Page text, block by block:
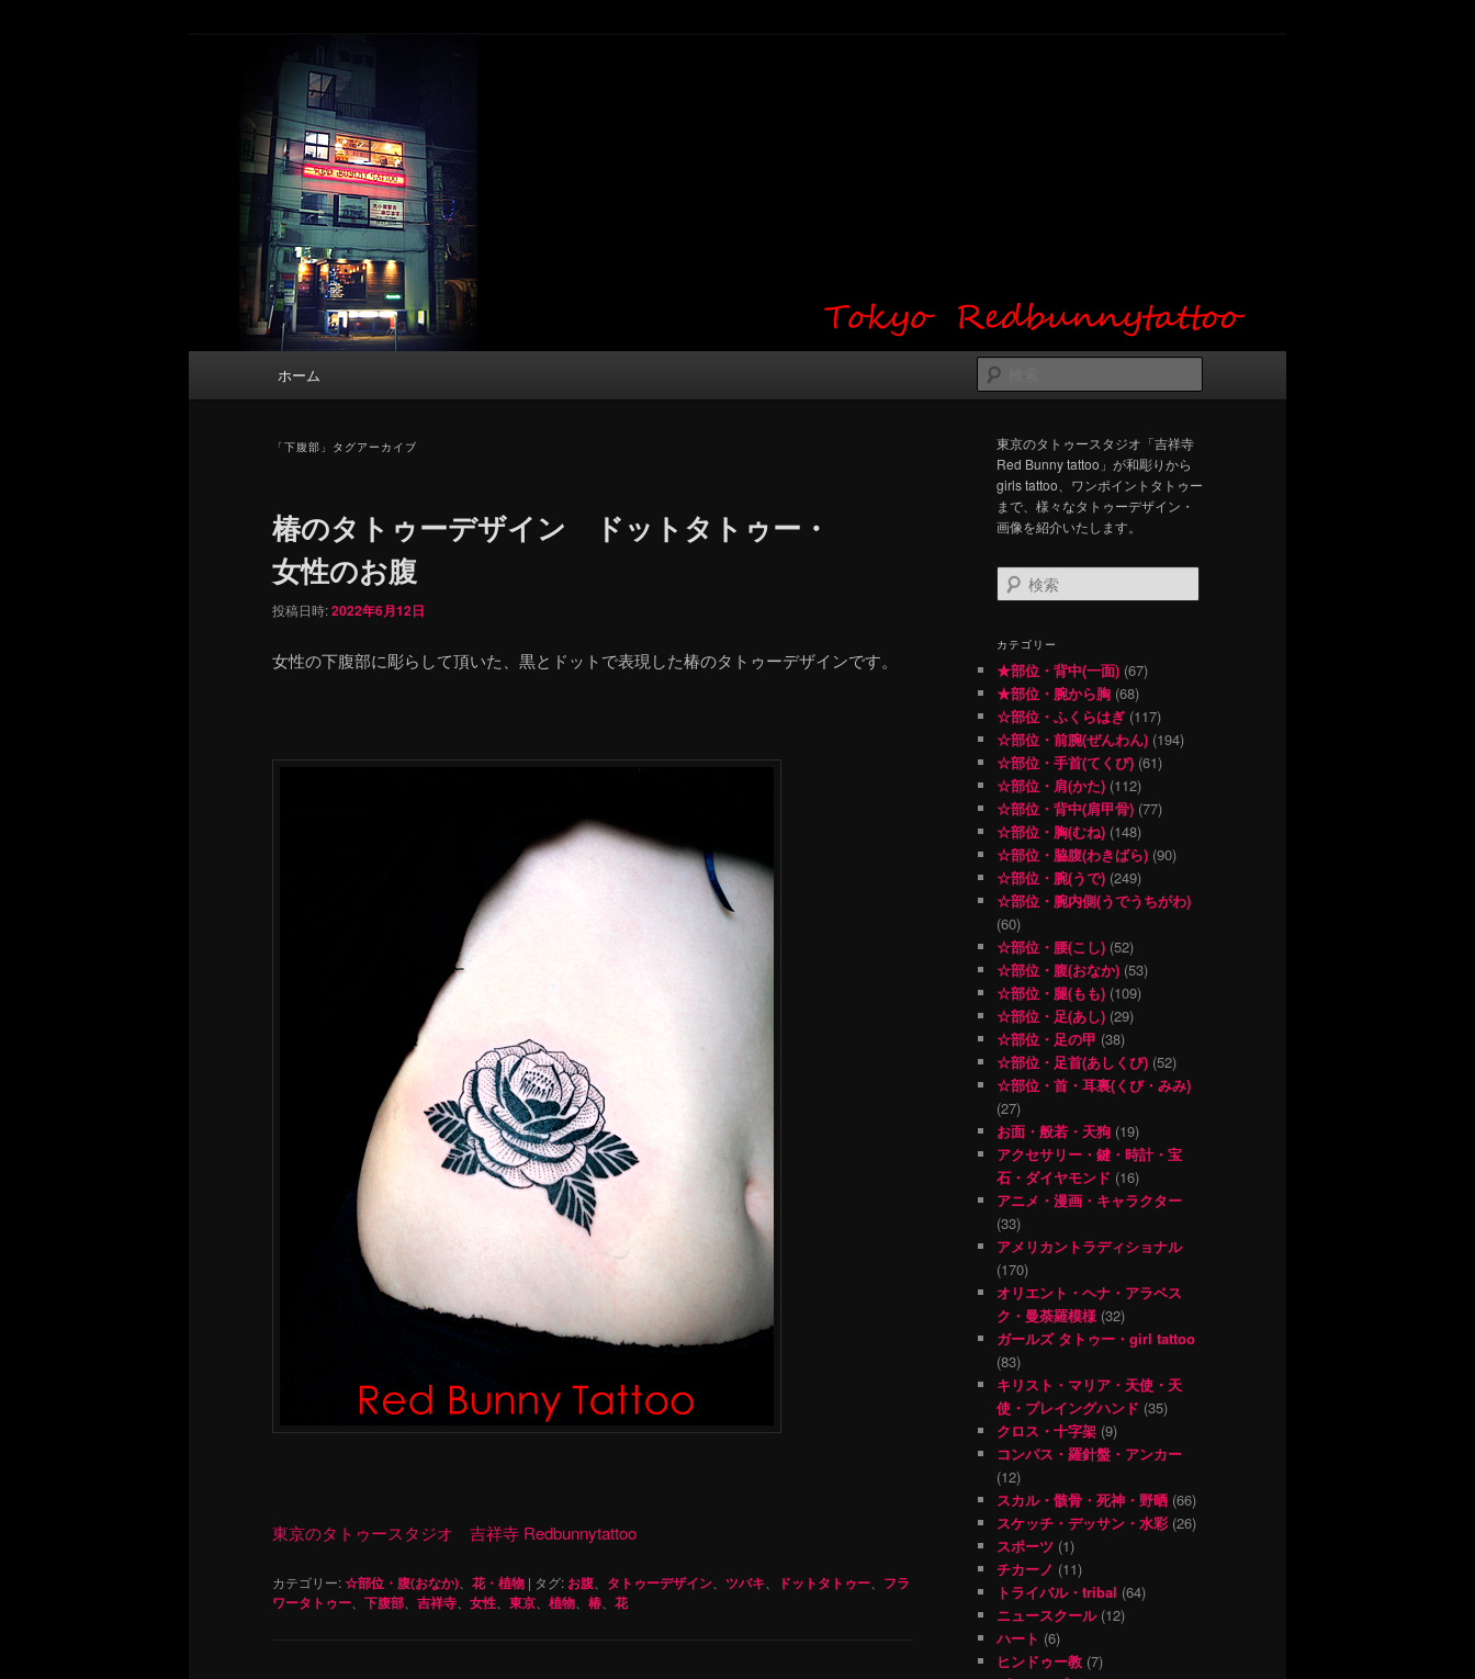
東京 タトゥースタジオ 吉祥寺 Red Bunny
Tattoo タトゥーデザイン・タトゥー画像
タトゥーデザイン・画像の紹介（和彫り・ワンポイント・girl tattoo）
索
ホーム
「下腹部 」タグアーカイブ
椿のタトゥーデザイン ドットタトゥー・
女性のお腹
投稿日時:2022年6月12日
女性の下腹部に彫らして頂いた、黒とドットで表現した椿のタトゥーデザインです。
東京のタトゥースタジオ 吉祥寺 Redbunnytattoo
カテゴリー:☆部位・腹(おなか)、 花・植物 | タグ: お腹、 タトゥーデザイン、 ツバキ、 ドットタトゥー、 フラ
ワータトゥー、 下腹部、 吉祥寺、 女性、 東京、 植物、 椿、 花
東京のタトゥースタジオ「吉祥寺
Red Bunny tattoo」が和彫りから
girls tattoo、ワンポイントタトゥー
まで、様々なタトゥーデザイン・
画像を紹介いたします。
検
索
カテゴリー
★部位・背中(一面) (67)
★部位・腕から胸 (68)
☆部位・ふくらはぎ (117)
☆部位・前腕(ぜんわん) (194)
☆部位・手首(てくび) (61)
☆部位・肩(かた) (112)
☆部位・背中(肩甲骨) (77)
☆部位・胸(むね) (148)
☆部位・脇腹(わきばら) (90)
☆部位・腕(うで) (249)
☆部位・腕内側(うでうちがわ)
(60)
☆部位・腰(こし) (52)
☆部位・腹(おなか) (53)
☆部位・腿(もも) (109)
☆部位・足(あし) (29)
☆部位・足の甲 (38)
☆部位・足首(あしくび) (52)
☆部位・首・耳裏(くび・みみ)
(27)
お面・般若・天狗 (19)
アクセサリー・鍵・時計・宝
石・ダイヤモンド (16)
アニメ・漫画・キャラクター
(33)
アメリカントラディショナル
(170)
オリエント・ヘナ・アラベス
ク・曼荼羅模様 (32)
ガールズ タトゥー・girl tattoo
(83)
キリスト・マリア・天使・天
使・プレイングハンド (35)
クロス・十字架 (9)
コンパス・羅針盤・アンカー
(12)
スカル・骸骨・死神・野晒 (66)
スケッチ・デッサン・水彩 (26)
スポーツ (1)
チカーノ (11)
トライバル・tribal (64)
ニュースクール(12)
ハート (6)
ヒンドゥー教 (7)